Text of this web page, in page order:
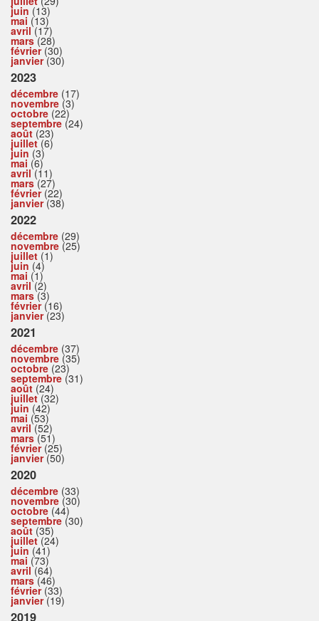
juin (13)
mai (13)
avril(17)
mars(28)
février(30)
janvier(30)
2023
décembre (17)
novembre (3)
octobre (22)
septembre (24)
août (23)
juillet(6)
juin (3)
mai (6)
avril(11)
mars(27)
février(22)
janvier(38)
2022
décembre (29)
novembre (25)
juillet (1)
juin (4)
mai (1)
avril(2)
mars(3)
février(16)
janvier(23)
2021
décembre (37)
novembre (35)
octobre (23)
septembre (31)
août (24)
juillet(32)
juin (42)
mai (53)
avril(52)
mars(51)
février(25)
janvier(50)
2020
décembre (33)
novembre (30)
octobre (44)
septembre (30)
août (35)
juillet(24)
juin (41)
mai (73)
avril(64)
mars(46)
février(33)
janvier(19)
2019